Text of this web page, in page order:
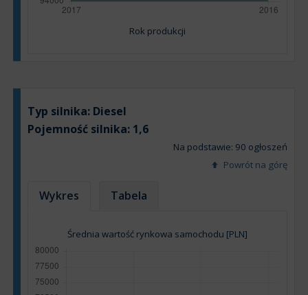
Rok produkcji
Typ silnika: Diesel
Pojemność silnika: 1,6
Na podstawie: 90 ogłoszeń
Powrót na górę
Wykres Tabela
Średnia wartość rynkowa samochodu [PLN]